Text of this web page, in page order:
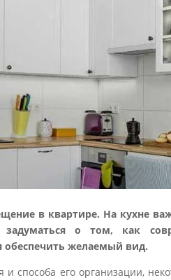
в квартире. На кухне
задуматься о том, как
обеспечить желаемый вид.
способа его организации,